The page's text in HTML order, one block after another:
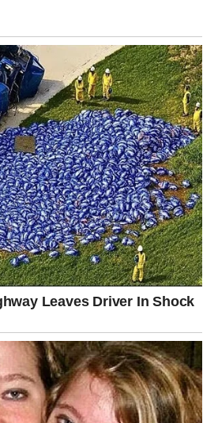
kako se mnoge stvari
sebe. Situacije koje su djelovale
će pronaći rješenje. Ljudi koji su
bi postati saveznici.
da će Lavovi ponovno osjetiti
snagu i samopouzdanje. Kada
toga ga može zaustaviti. Upravo
da ga nagradi za sve trenutke kada